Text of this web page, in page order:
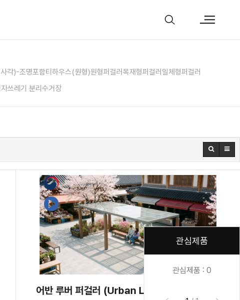
각)-조명포함티하우스(원형)원형퍼걸러목재형퍼걸러 일체형퍼걸러
쓰레기 분리수거장
관심제품
관심제품 : 0